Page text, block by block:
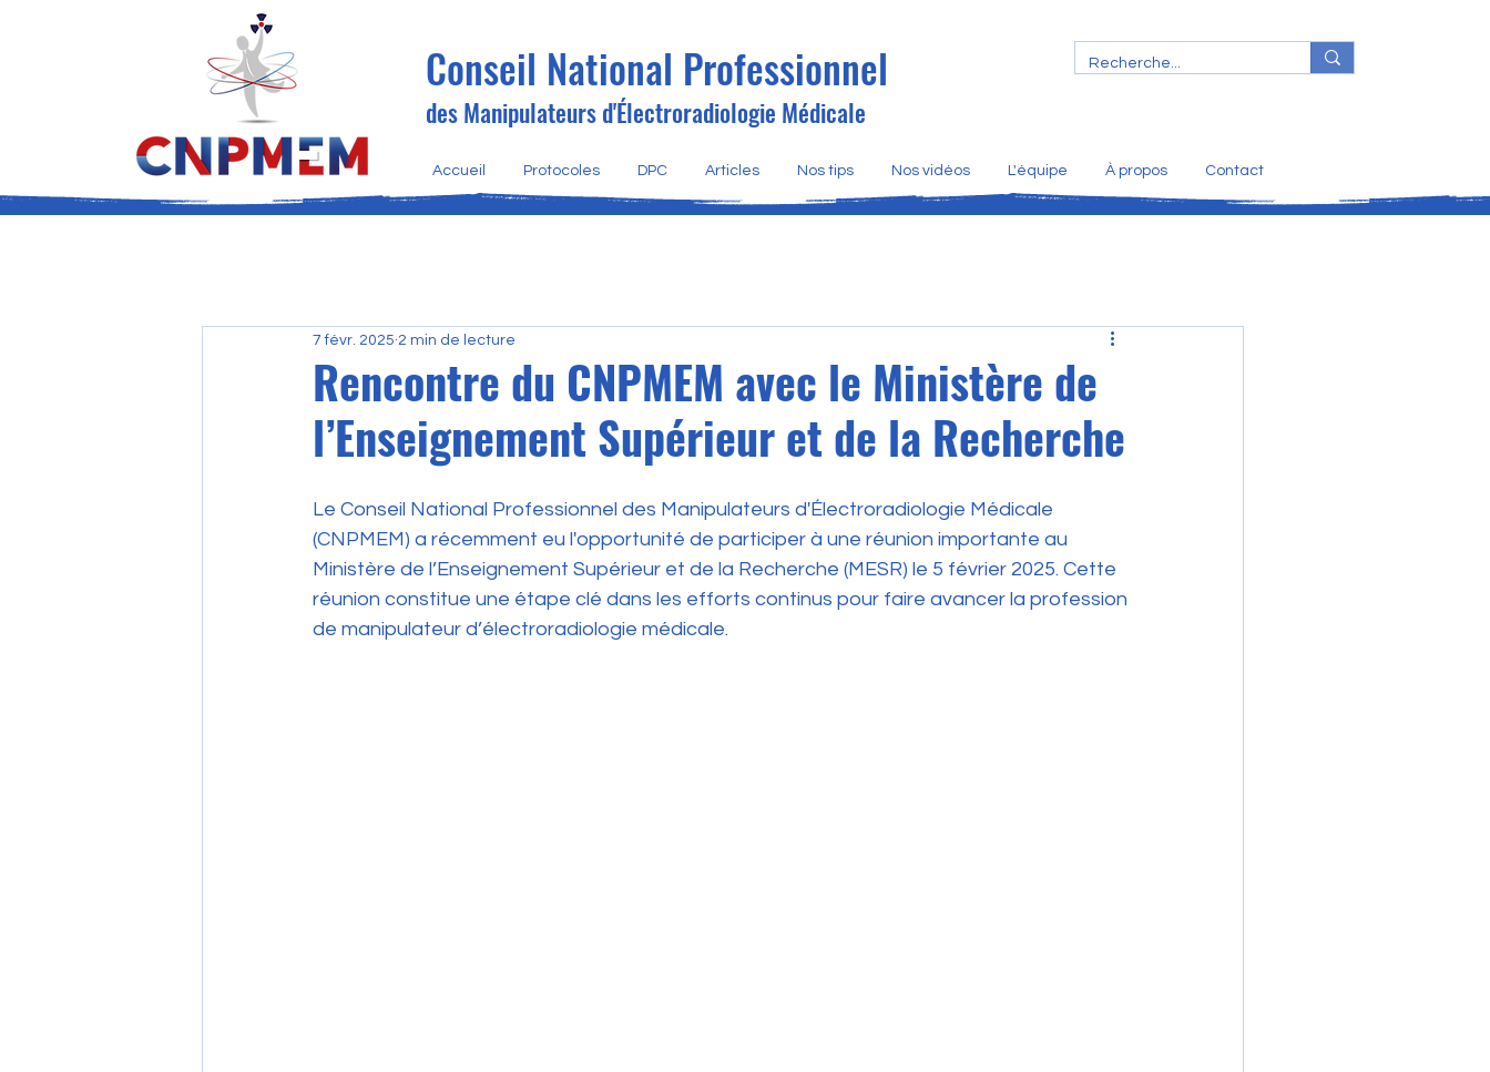
Conseil National Professionnel
des Manipulateurs d'Électroradiologie Médicale
Accueil Protocoles DPC Articles Nos tips Nos vidéos L'équipe À propos Contact
Rencontre du CNPMEM avec le Ministère de
l’Enseignement Supérieur et de la Recherche
7 févr. 2025 2 min de lecture
Le Conseil National Professionnel des Manipulateurs d'Électroradiologie Médicale
(CNPMEM) a récemment eu l'opportunité de participer à une réunion importante au
Ministère de l’Enseignement Supérieur et de la Recherche (MESR) le 5 février 2025. Cette
réunion constitue une étape clé dans les efforts continus pour faire avancer la profession
de manipulateur d’électroradiologie médicale.